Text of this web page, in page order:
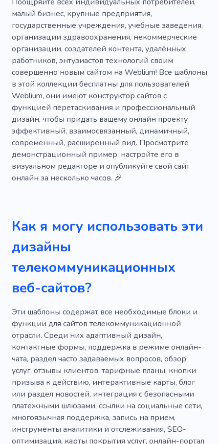
Сети
Неисправности
малый бизнес, крупные предприятия,
государственные учреждения, учебные заведения,
организации здравоохранения, некоммерческие
организации, создателей контента, удалённых
работников, энтузиастов технологий своим
совершенно новым сайтом на Weblium! Все шаблоны
в этой коллекции бесплатны для пользователей
Weblium, они имеют конструктор сайтов с
функцией перетаскивания и профессиональный
дизайн, чтобы придать вашему онлайн проекту
эффективный, взаимосвязанный, динамичный,
современный, расширенный вид. Просмотрите
демонстрационный пример, настройте его в
визуальном редакторе и опубликуйте свой сайт
онлайн за несколько часов. 🎉
Как я могу использовать эти
дизайны
телекоммуникационных
веб-сайтов?
Эти шаблоны содержат все необходимые блоки и
функции для сайтов телекоммуникационной
отрасли. Среди них адаптивный дизайн,
контактные формы, поддержка в режиме онлайн-
чата, раздел часто задаваемых вопросов, обзор
услуг, отзывы клиентов, тарифные планы, кнопки
призыва к действию, интерактивные карты, блог
или раздел новостей, интеграция с безопасными
платежными шлюзами, ссылки на социальные сети,
многоязычная поддержка, запись на прием,
инструменты аналитики и отслеживания, SEO-
оптимизация, карты покрытия услуг, онлайн-портал